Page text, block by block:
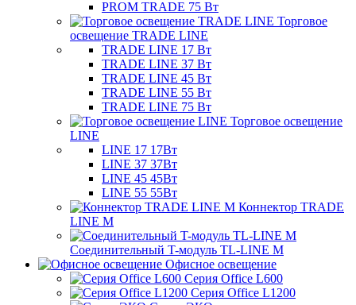
PROM TRADE 75 Вт
Торговое
освещение TRADE LINE
TRADE LINE 17 Вт
TRADE LINE 37 Вт
TRADE LINE 45 Вт
TRADE LINE 55 Вт
TRADE LINE 75 Вт
Торговое освещение
LINE
LINE 17 17Вт
LINE 37 37Вт
LINE 45 45Вт
LINE 55 55Вт
Коннектор TRADE
LINE M
Соединительный T-модуль TL-LINE M
Офисное освещение
Серия Office L600
Серия Office L1200